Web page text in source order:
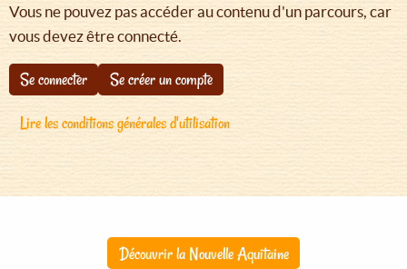
Vous ne pouvez pas accéder au contenu d'un parcours, car
vous devez être connecté.
Se connecter
Se créer un compte
Lire les conditions générales d'utilisation
Découvrir la Nouvelle Aquitaine